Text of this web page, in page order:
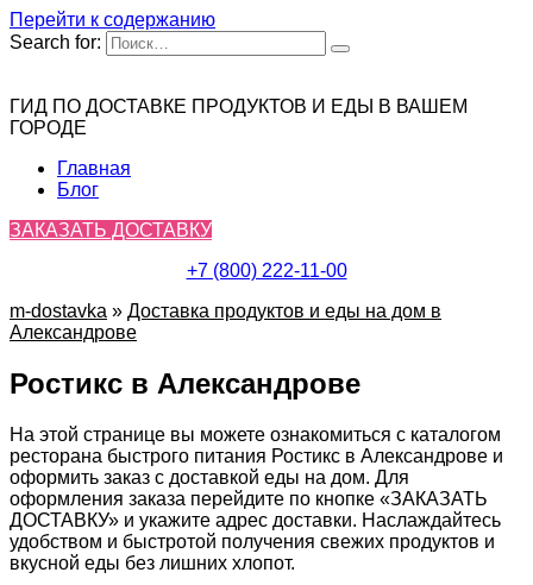
Перейти к содержанию
Search for:
ГИД ПО ДОСТАВКЕ ПРОДУКТОВ И ЕДЫ В ВАШЕМ
ГОРОДЕ
Главная
Блог
ЗАКАЗАТЬ ДОСТАВКУ
+7 (800) 222-11-00
m-dostavka » Доставка продуктов и еды на дом в
Александрове
Ростикс в Александрове
На этой странице вы можете ознакомиться с каталогом
ресторана быстрого питания Ростикс в Александрове и
оформить заказ с доставкой еды на дом. Для
оформления заказа перейдите по кнопке «ЗАКАЗАТЬ
ДОСТАВКУ» и укажите адрес доставки. Наслаждайтесь
удобством и быстротой получения свежих продуктов и
вкусной еды без лишних хлопот.